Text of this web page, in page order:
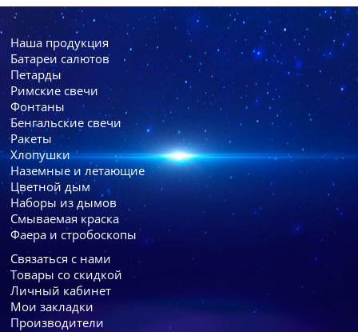
Наша продукция
Батареи cалютов
Петарды
Римские свечи
Фонтаны
Бенгальские свечи
Ракеты
Хлопушки
Наземные и летающие
Цветной дым
Наборы из дымов
Смываемая краска
Фаера и стробоскопы
Связаться с нами
Товары со скидкой
Личный кабинет
Мои закладки
Производители